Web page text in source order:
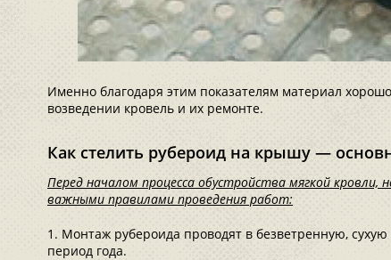
Именно благодаря этим показателям материал
возведении кровель и их ремонте.
Как стелить рубероид на крышу —
Перед началом процесса обустройства мягкой кровли,
важными правилами проведения работ:
Монтаж рубероида проводят в безветренную,
период года.